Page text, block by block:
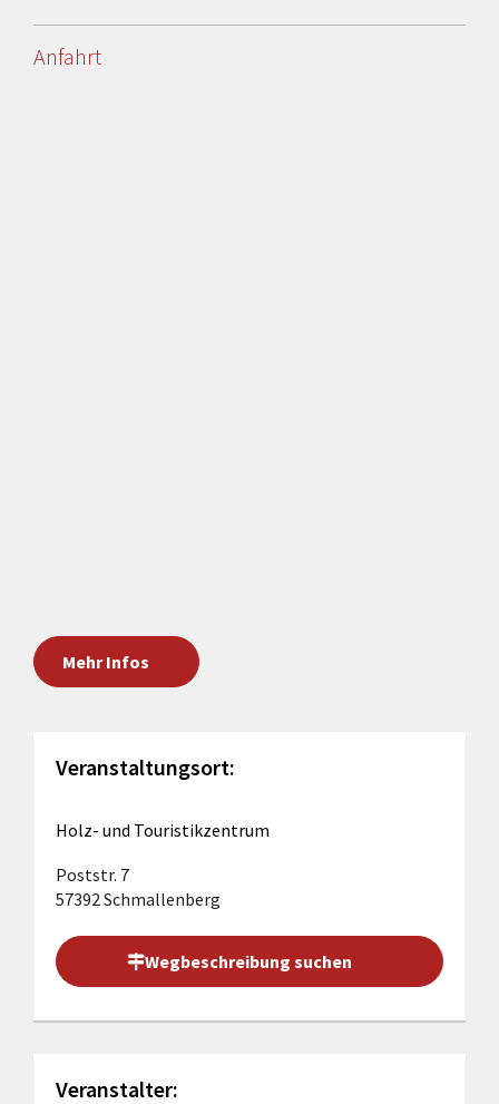
Anfahrt
Mehr Infos
Veranstaltungsort:
Holz- und Touristikzentrum
Poststr. 7
57392 Schmallenberg
Wegbeschreibung suchen
Veranstalter: